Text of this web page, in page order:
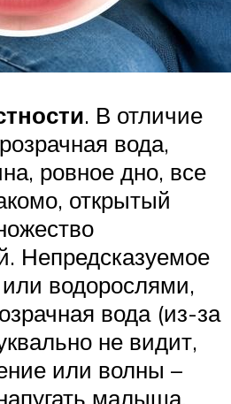
. В отличие
вода,
ровное дно, все
открытый
Непредсказуемое
водорослями,
вода (из-за
не видит,
или волны –
малыша.